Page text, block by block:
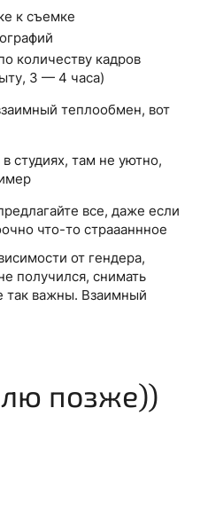
к съемке
количеству кадров
3 — 4 часа)
теплообмен, вот
студиях, там не уютно,
все, даже если
что-то страааннное
от гендера,
получился, снимать
так важны. Взаимный
позже))